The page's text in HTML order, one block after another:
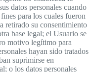
datos personales cuando
para los cuales fueron
retirado su consentimiento
base legal; el Usuario se
motivo legítimo para
hayan sido tratados
suprimirse en
o los datos personales